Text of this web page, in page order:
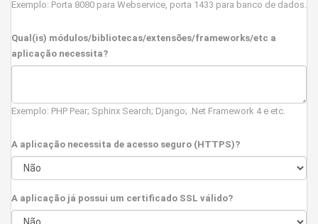
Exemplo: Porta 8080 para Webservice, porta 1433 para banco de dados.
Qual(is) módulos/bibliotecas/extensões/frameworks/etc a
aplicação necessita?
Exemplo: PHP Pear; Sphinx Search; Django; .Net Framework 4 e etc.
A aplicação necessita de acesso seguro (HTTPS)?
A aplicação já possui um certificado SSL válido?